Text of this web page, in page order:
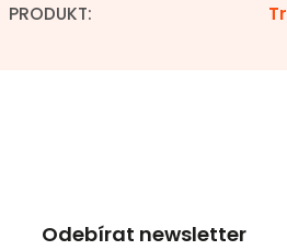
PRODUKT:
Odebírat newsletter